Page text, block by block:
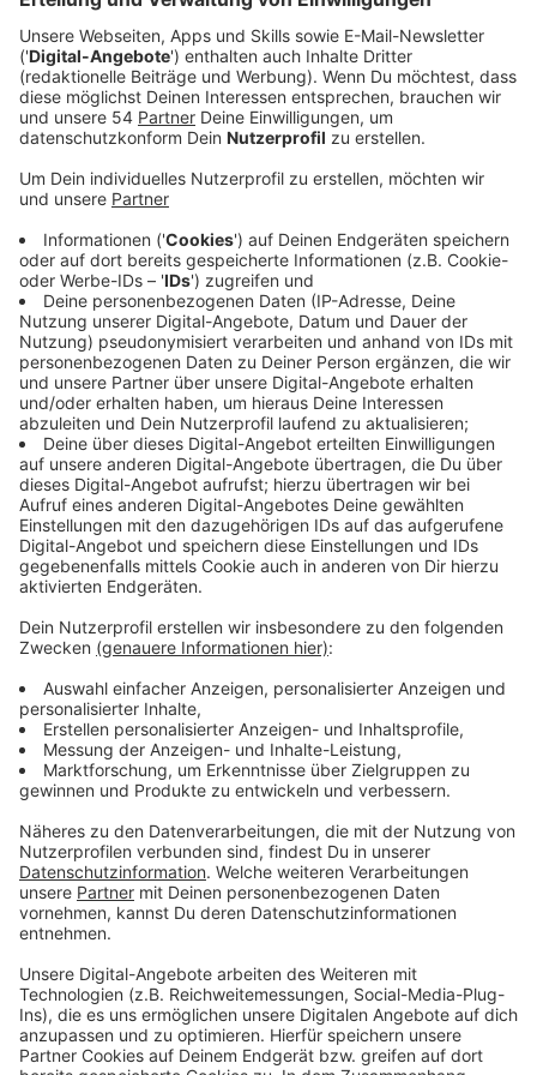
Schon im vergangenen Jahr machte sie mit ihrer
ersten Single "I FOLLOW" als "Ostwind"-Filmsong und
McDonalds Winterkampagnen-Track auf sich
international hat sich LOI zwischenzeitlich eine
weitergeht - wohl nicht kleiner wird.
LOI beschreibt in "News" das Gefühl, verliebt bis in die
Zehenspitzen durch den Tag zu schweben: "Did you
get the News that I got real real love for you?", singt
sie und beschreibt, wie selbst der einfache Weg zum
Coffee-Shop oder der Gang vom Schlafzimmer zur
Küche zum tänzelnden Spaziergang durch den Tag
wird und die Schmetterlinge förmlich zu fliegen
beginnen. Rosarote Frühlingsgefühle pur. Hier könnt ihr
euch den neuen LOI-Track anhören.
Anzeige
Wir benötigen Ihre
Zustimmung, um den YouTube
Video-Service zu laden!
Wir verwenden einen Service eines
Drittanbieters, um Videoinhalte
einzubetten. Dieser Service kann
Daten zu Ihren Aktivitäten
sammeln. Bitte lesen Sie die
Nutzung des Service zu, um dieses
Video anzusehen.
Mehr Informationen
Der neue Track der jungen Sängerin LOI - "News" - bei